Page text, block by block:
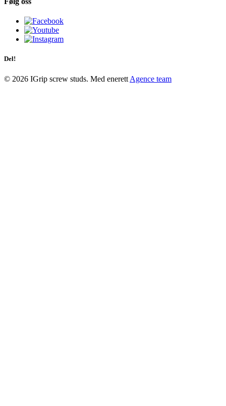
Del!
© 2026 IGrip screw studs. Med enerett Agence team